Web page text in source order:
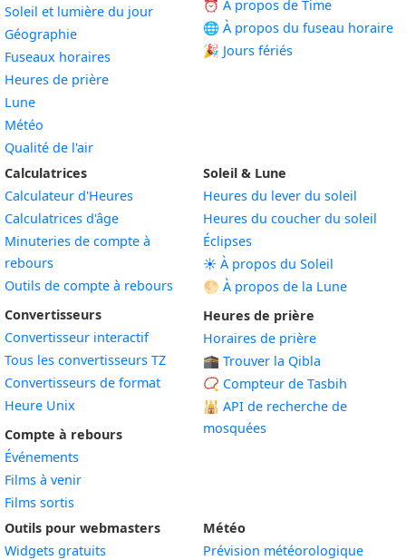
Soleil et lumière du jour
Géographie
Fuseaux horaires
Heures de prière
Lune
Météo
Qualité de l'air
⏰ À propos de Time
🌐 À propos du fuseau horaire
🎉 Jours fériés
Calculatrices
Calculateur d'Heures
Calculatrices d'âge
Minuteries de compte à
rebours
Outils de compte à rebours
Convertisseurs
Convertisseur interactif
Tous les convertisseurs TZ
Convertisseurs de format
Heure Unix
Compte à rebours
Événements
Films à venir
Films sortis
Soleil & Lune
Heures du lever du soleil
Heures du coucher du soleil
Éclipses
☀️ À propos du Soleil
🌕 À propos de la Lune
Heures de prière
Horaires de prière
🕋 Trouver la Qibla
📿 Compteur de Tasbih
🕌 API de recherche de
mosquées
Outils pour webmasters
Widgets gratuits
Météo
Prévision météorologique